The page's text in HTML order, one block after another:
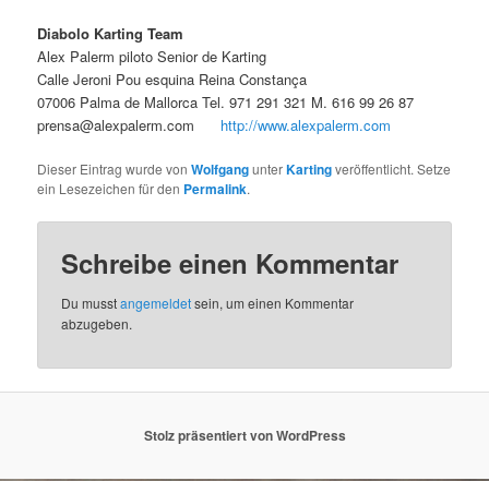
Diabolo Karting Team
Alex Palerm piloto Senior de Karting
Calle Jeroni Pou esquina Reina Constança
07006 Palma de Mallorca Tel. 971 291 321 M. 616 99 26 87
prensa@alexpalerm.com http://www.alexpalerm.com
Dieser Eintrag wurde vonWolfgangunterKartingveröffentlicht. Setze
ein Lesezeichen für den Permalink.
Schreibe einen Kommentar
Du musstangemeldetsein, um einen Kommentar
abzugeben.
Stolz präsentiert von WordPress